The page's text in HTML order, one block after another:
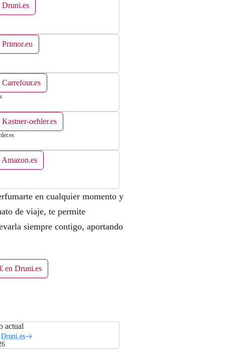
Druni.es
Primor.eu
oehler.es
Amazon.es
en cualquier momento y
de viaje, te permite
siempre contigo, aportando
en Druni.es
actual
Druni.es